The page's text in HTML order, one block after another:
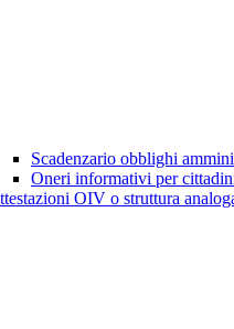
Scadenzario obblighi
Oneri informativi per
OIV o struttura